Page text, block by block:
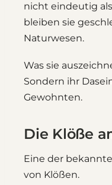
nicht eindeutig
bleiben sie
Naturwesen.
Was sie
Sondern ihr
Gewohnten.
Die Klöße
Eine der
von Klößen.